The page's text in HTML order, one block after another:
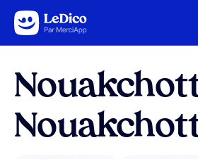
Aller au contenu